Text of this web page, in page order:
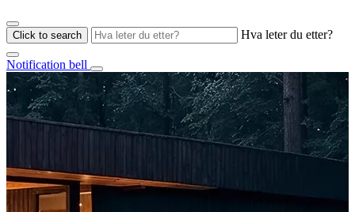
Click to search Hva leter du etter?
Notification bell